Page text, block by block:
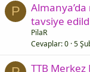
P
tavsiye
PilaR
Cevaplar 0 5
TTB